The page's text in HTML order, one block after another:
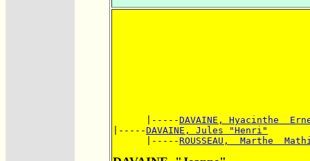
      |-----
DAVAINE, Hyacinthe
|-----DAVAINE, Jules "Henri"
      |-----
ROUSSEAU,  Marthe